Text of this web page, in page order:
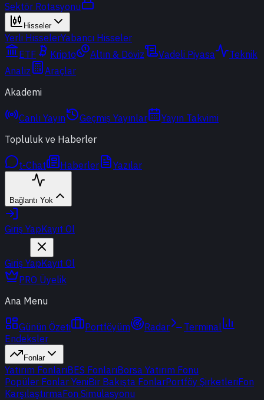
Sektör Rotasyonu
Hisseler
Yerli HisselerYabancı Hisseler
ETF
Kripto Altın & Döviz Vadeli Piyasa
Teknik
Analiz
Araçlar
Akademi
Canlı Yayın Geçmiş Yayınlar
Yayın Takvimi
Topluluk ve Haberler
t-Chat Haberler Yazılar
Bağlantı Yok
Giriş YapKayıt Ol
Giriş YapKayıt Ol
PRO Üyelik
Ana Menu
Günün Özeti Portföyüm Radar
Terminal
Endeksler
Fonlar
Yatırım FonlarıBES FonlarıBorsa Yatırım Fonu
Popüler Fonlar YeniBir Bakışta FonlarPortföy ŞirketleriFon
KarşılaştırmaFon Simülasyonu